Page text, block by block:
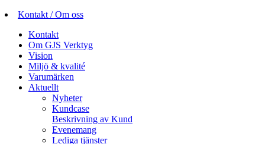
Kontakt / Om oss
Kontakt
Om GJS Verktyg
Vision
Miljö & kvalité
Varumärken
Aktuellt
Nyheter
Kundcase
Beskrivning av Kund
Evenemang
Lediga tjänster